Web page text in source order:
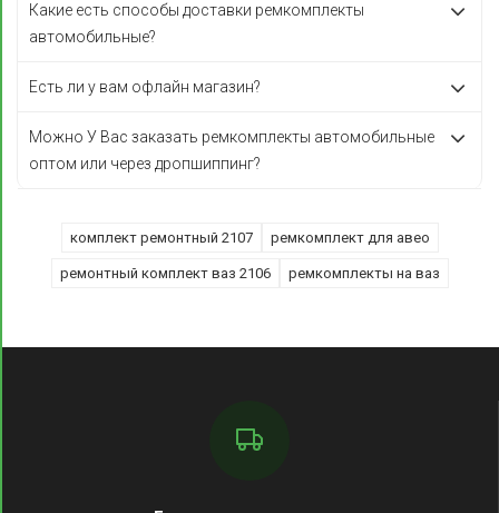
Какие есть способы доставки ремкомплекты
автомобильные?
Есть ли у вам офлайн магазин?
Можно У Вас заказать ремкомплекты автомобильные
оптом или через дропшиппинг?
комплект ремонтный 2107 ремкомплект для авео
ремонтный комплект ваз 2106 ремкомплекты на ваз